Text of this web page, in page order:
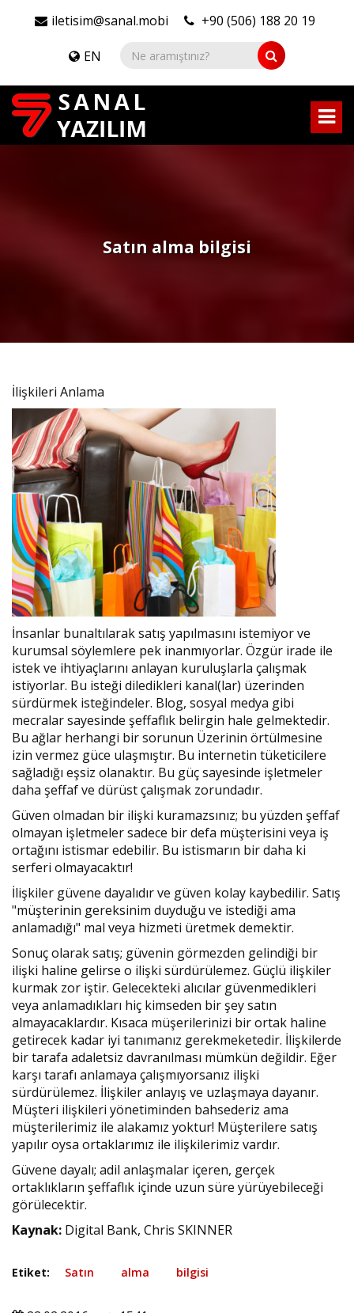
iletisim@sanal.mobi +90 (506) 188 20 19
EN
Satın alma bilgisi
İlişkileri Anlama
İnsanlar bunaltılarak satış yapılmasını istemiyor ve
kurumsal söylemlere pek inanmıyorlar. Özgür irade ile
istek ve ihtiyaçlarını anlayan kuruluşlarla çalışmak
istiyorlar. Bu isteği diledikleri kanal(lar) üzerinden
sürdürmek isteğindeler. Blog, sosyal medya gibi
mecralar sayesinde şeffaflık belirgin hale gelmektedir.
Bu ağlar herhangi bir sorunun Üzerinin örtülmesine
izin vermez güce ulaşmıştır. Bu internetin tüketicilere
sağladığı eşsiz olanaktır. Bu güç sayesinde işletmeler
daha şeffaf ve dürüst çalışmak zorundadır.
Güven olmadan bir ilişki kuramazsınız; bu yüzden şeffaf
olmayan işletmeler sadece bir defa müşterisini veya iş
ortağını istismar edebilir. Bu istismarın bir daha ki
serferi olmayacaktır!
İlişkiler güvene dayalıdır ve güven kolay kaybedilir. Satış
"müşterinin gereksinim duyduğu ve istediği ama
anlamadığı" mal veya hizmeti üretmek demektir.
Sonuç olarak satış; güvenin görmezden gelindiği bir
ilişki haline gelirse o ilişki sürdürülemez. Güçlü ilişkiler
kurmak zor iştir. Gelecekteki alıcılar güvenmedikleri
veya anlamadıkları hiç kimseden bir şey satın
almayacaklardır. Kısaca müşerilerinizi bir ortak haline
getirecek kadar iyi tanımanız gerekmeketedir. İlişkilerde
bir tarafa adaletsiz davranılması mümkün değildir. Eğer
karşı tarafı anlamaya çalışmıyorsanız ilişki
sürdürülemez. İlişkiler anlayış ve uzlaşmaya dayanır.
Müşteri ilişkileri yönetiminden bahsederiz ama
müşterilerimiz ile alakamız yoktur! Müşterilere satış
yapılır oysa ortaklarımız ile ilişkilerimiz vardır.
Güvene dayalı; adil anlaşmalar içeren, gerçek
ortaklıkların şeffaflık içinde uzun süre yürüyebileceği
görülecektir.
Kaynak: Digital Bank, Chris SKINNER
Etiket: Satın alma bilgisi